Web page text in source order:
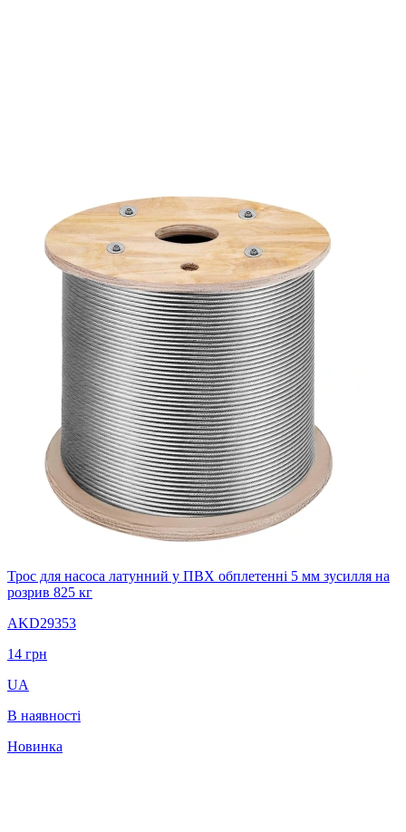
Трос для насоса латунний у ПВХ обплетенні 5 мм зусилля на
розрив 825 кг
AKD29353
14 грн
UA
В наявності
Новинка